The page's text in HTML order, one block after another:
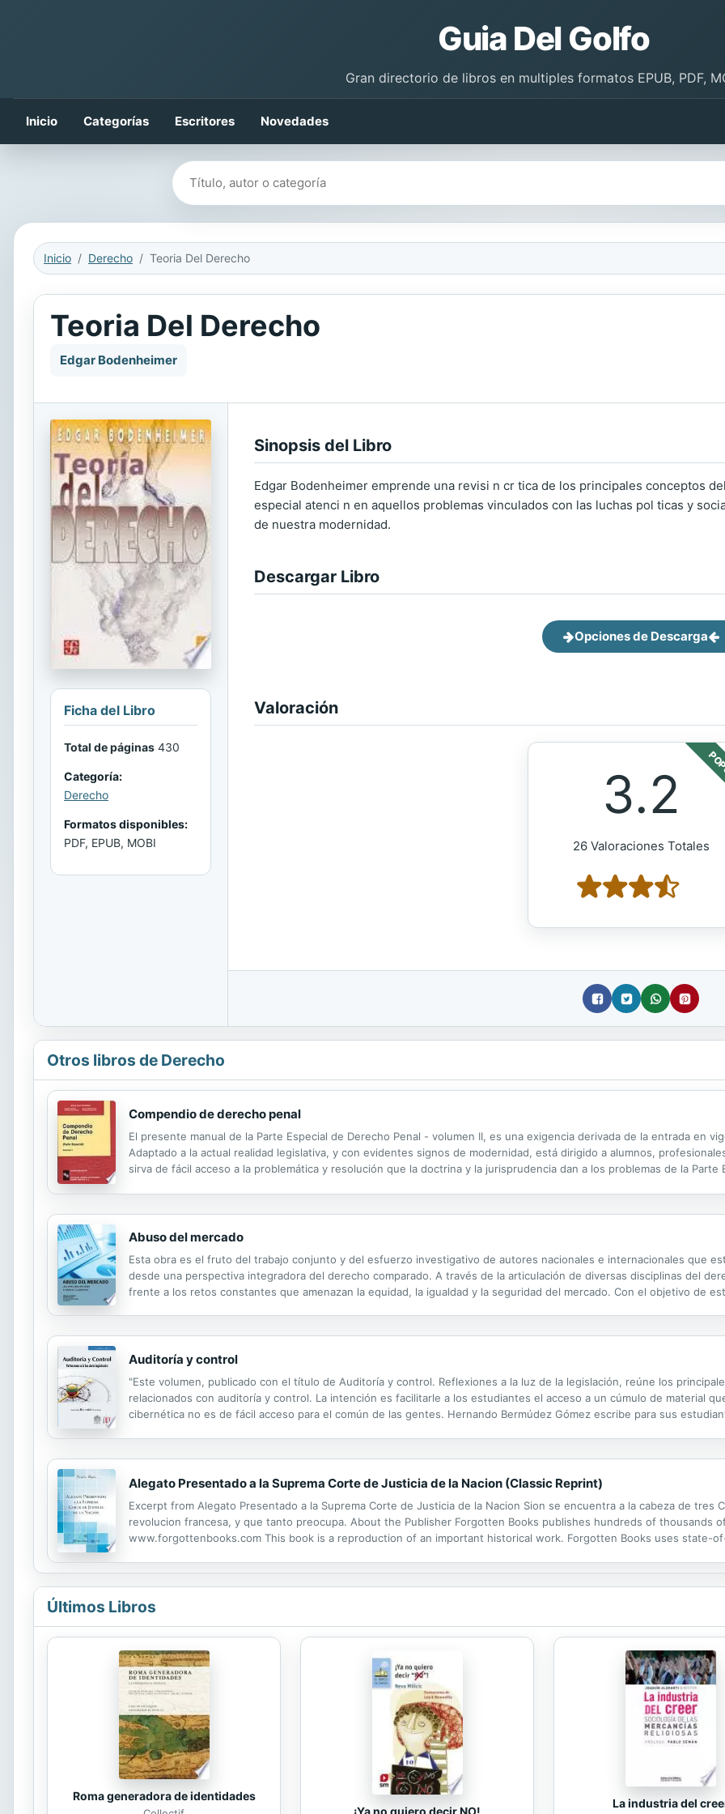
Guia Del Golfo
Gran directorio de libros en multiples formatos EPUB, PDF,
Inicio Categorías Escritores Novedades
Buscar libros
Inicio Derecho Teoria Del Derecho
Teoria Del Derecho
Edgar Bodenheimer
Ficha del Libro
Total de páginas 430
Categoría:
Derecho
Formatos disponibles:
PDF, EPUB, MOBI
Sinopsis del Libro
Edgar Bodenheimer emprende una revisi n cr tica de los principales conceptos
especial atenci n en aquellos problemas vinculados con las luchas pol ticas y
de nuestra modernidad.
Descargar Libro
Opciones de Descarga
Valoración
3.2
26 Valoraciones Totales
Otros libros de Derecho
Compendio de derecho penal
El presente manual de la Parte Especial de Derecho Penal - volumen II, es una exigencia derivada de la entrada en
Adaptado a la actual realidad legislativa, y con evidentes signos de modernidad, está dirigido a alumnos,
sirva de fácil acceso a la problemática y resolución que la doctrina y la jurisprudencia dan a los problemas de la Parte
Abuso del mercado
Esta obra es el fruto del trabajo conjunto y del esfuerzo in­vestigativo de autores nacionales e internacionales que
desde una perspectiva integradora del derecho comparado. A través de la articulación de diversas discipli­nas del
frente a los retos constantes que amenazan la equidad, la igualdad y la seguridad del mercado. Con el objetivo de
Auditoría y control
"Este volumen, publicado con el título de Auditoría y control. Reflexiones a la luz de la legislación, reúne los
relacionados con auditoría y control. La intención es facilitarle a los estudiantes el acceso a un cúmulo de material
cibernética no es de fácil acceso para el común de las gentes. Hernando Bermúdez Gómez escribe para sus
Alegato Presentado a la Suprema Corte de Justicia de la Nacion (Classic Reprint)
Excerpt from Alegato Presentado a la Suprema Corte de Justicia de la Nacion Sion se encuentra a la cabeza de tres
revolucion francesa, y que tanto preocupa. About the Publisher Forgotten Books publishes hundreds of thousands
www.forgottenbooks.com This book is a reproduction of an important historical work. Forgotten Books uses state-
Últimos Libros
Roma generadora de identidades
¡Ya no quiero decir NO!
La industria del